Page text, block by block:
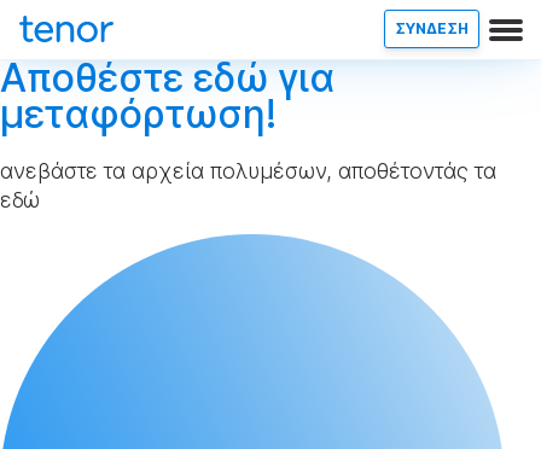
ΣΥΝΔΕΣΗ
Αποθέστε εδώ για
μεταφόρτωση!
ανεβάστε τα αρχεία πολυμέσων, αποθέτοντάς τα
εδώ